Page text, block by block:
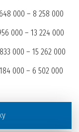
000 – 8 258 000
000 – 13 224 000
000 – 15 262 000
000 – 6 502 000